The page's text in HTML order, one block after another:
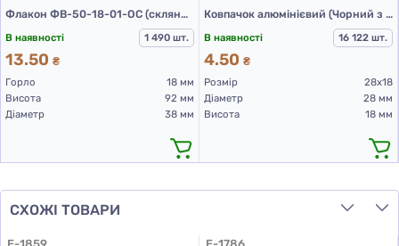
Флакон ФВ-50-18-01-ОС (скляний флакон 50 мл)
В наявності
1 490 шт.
13.50 ₴
Горло
18 мм
Висота
92 мм
Діаметр
38 мм
Ковпачок алюмінієвий (Чорний з різьбою 28х18 мм)
В наявності
16 122 шт.
4.50 ₴
Розмір
28х18
Діаметр
28 мм
Висота
18 мм
СХОЖІ ТОВАРИ